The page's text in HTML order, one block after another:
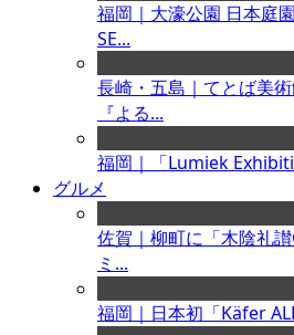
福岡｜大濠公園 日本庭
SE...
長崎・五島｜てとば美
『よる...
福岡｜「Lumiek
グルメ
佐賀｜柳町に「木陰礼
ミ...
福岡｜日本初「Käfer